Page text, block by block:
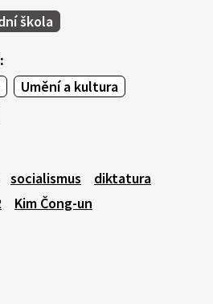
škola
Umění a kultura
socialismus
diktatura
Kim Čong-un